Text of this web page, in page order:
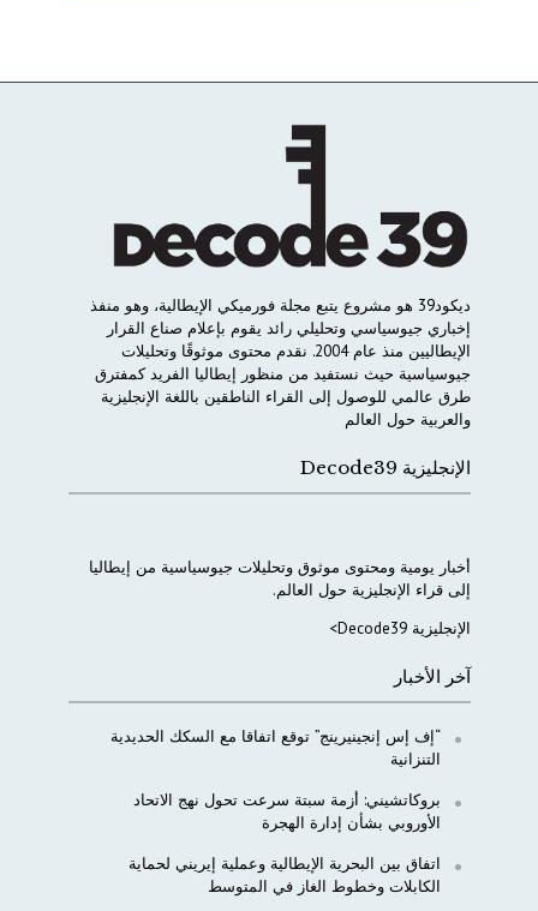
ديكود39 هو مشروع يتبع مجلة فورميكي الإيطالية، وهو منفذ
إخباري جيوسياسي وتحليلي رائد يقوم بإعلام صناع القرار
الإيطاليين منذ عام 2004. نقدم محتوى موثوقًا وتحليلات
جيوسياسية حيث نستفيد من منظور إيطاليا الفريد كمفترق
طرق عالمي للوصول إلى القراء الناطقين باللغة الإنجليزية
والعربية حول العالم
الإنجليزية Decode39
أخبار يومية ومحتوى موثوق وتحليلات جيوسياسية من إيطاليا
إلى قراء الإنجليزية حول العالم.
الإنجليزية Decode39>
آخر الأخبار
“إف إس إنجينيرينج” توقع اتفاقا مع السكك الحديدية
التنزانية
بروكاتشيني: أزمة سبتة سرعت تحول نهج الاتحاد
الأوروبي بشأن إدارة الهجرة
اتفاق بين البحرية الإيطالية وعملية إيريني لحماية
الكابلات وخطوط الغاز في المتوسط